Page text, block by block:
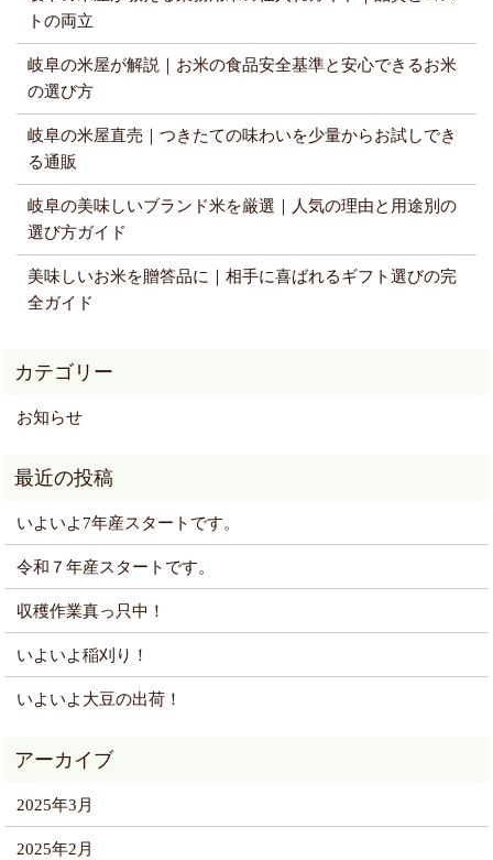
トの両立
岐阜の米屋が解説｜お米の食品安全基準と安心できるお米
の選び方
岐阜の米屋直売｜つきたての味わいを少量からお試しでき
る通販
岐阜の美味しいブランド米を厳選｜人気の理由と用途別の
選び方ガイド
美味しいお米を贈答品に｜相手に喜ばれるギフト選びの完
全ガイド
お知らせ
いよいよ7年産スタートです。
令和７年産スタートです。
収穫作業真っ只中！
いよいよ稲刈り！
いよいよ大豆の出荷！
2025年3月
2025年2月